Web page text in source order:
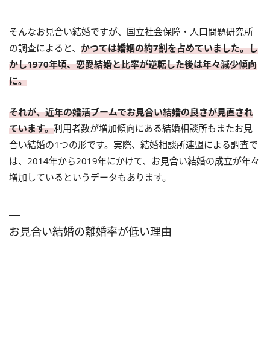
そんなお見合い結婚ですが、国立社会保障・人口問題研究所
の調査によると、 かつては婚姻の約7割を占めていました。し
かし1970年頃、恋愛結婚と比率が逆転した後は年々減少傾向
に。
それが、近年の婚活ブームでお見合い結婚の良さが見直され
ています。利用者数が増加傾向にある結婚相談所もまたお見
合い結婚の1つの形です。実際、結婚相談所連盟による調査で
は、2014年から2019年にかけて、お見合い結婚の成立が年々
増加しているというデータもあります。
お見合い結婚の離婚率が低い理由